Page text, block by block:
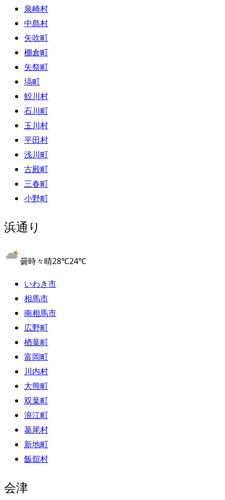
泉崎村
中島村
矢吹町
棚倉町
矢祭町
塙町
鮫川村
石川町
玉川村
平田村
浅川町
古殿町
三春町
小野町
浜通り
曇時々晴28℃24℃
いわき市
相馬市
南相馬市
広野町
楢葉町
富岡町
川内村
大熊町
双葉町
浪江町
葛尾村
新地町
飯舘村
会津